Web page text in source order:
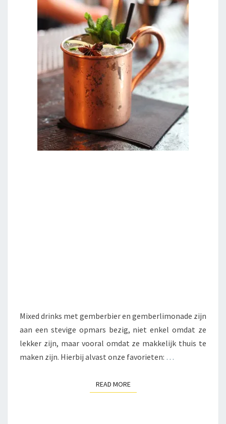
Mixed drinks met gemberbier en gemberlimonade zijn
aan een stevige opmars bezig, niet enkel omdat ze
lekker zijn, maar vooral omdat ze makkelijk thuis te
maken zijn. Hierbij alvast onze favorieten: …
READ MOREREAD MORE